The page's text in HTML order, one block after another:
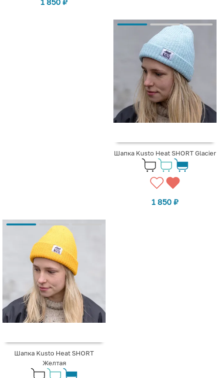
1 850 ₽
Шапка Kusto Heat SHORT Glacier
1 850 ₽
Шапка Kusto Heat SHORT
Желтая